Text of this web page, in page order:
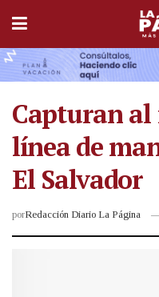
Capturan al
línea de
El Salvador
porRedacción Diario La Página